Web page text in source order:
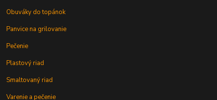
Obuváky do topánok
Panvice na grilovanie
Pečenie
Plastový riad
Smaltovaný riad
Varenie a pečenie